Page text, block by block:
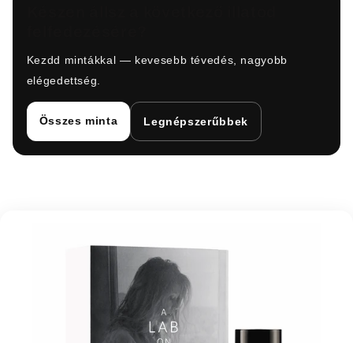
Kezdd mintákkal — kevesebb tévedés, nagyobb
elégedettség.
Összes minta Legnépszerűbbek